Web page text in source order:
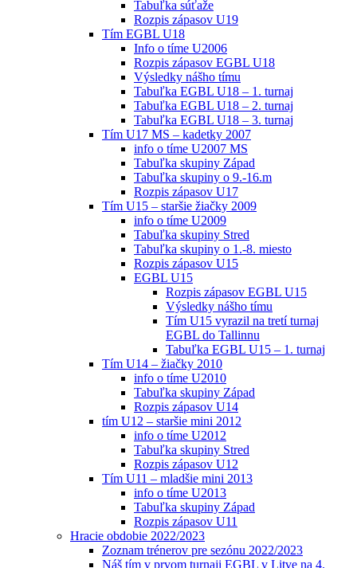
Tabuľka súťaže
Rozpis zápasov U19
Tím EGBL U18
Info o tíme U2006
Rozpis zápasov EGBL U18
Výsledky nášho tímu
Tabuľka EGBL U18 – 1. turnaj
Tabuľka EGBL U18 – 2. turnaj
Tabuľka EGBL U18 – 3. turnaj
Tím U17 MS – kadetky 2007
info o tíme U2007 MS
Tabuľka skupiny Západ
Tabuľka skupiny o 9.-16.m
Rozpis zápasov U17
Tím U15 – staršie žiačky 2009
info o tíme U2009
Tabuľka skupiny Stred
Tabuľka skupiny o 1.-8. miesto
Rozpis zápasov U15
EGBL U15
Rozpis zápasov EGBL U15
Výsledky nášho tímu
Tím U15 vyrazil na tretí turnaj
EGBL do Tallinnu
Tabuľka EGBL U15 – 1. turnaj
Tím U14 – žiačky 2010
info o tíme U2010
Tabuľka skupiny Západ
Rozpis zápasov U14
tím U12 – staršie mini 2012
info o tíme U2012
Tabuľka skupiny Stred
Rozpis zápasov U12
Tím U11 – mladšie mini 2013
info o tíme U2013
Tabuľka skupiny Západ
Rozpis zápasov U11
Hracie obdobie 2022/2023
Zoznam trénerov pre sezónu 2022/2023
Náš tím v prvom turnaji EGBL v Litve na 4.